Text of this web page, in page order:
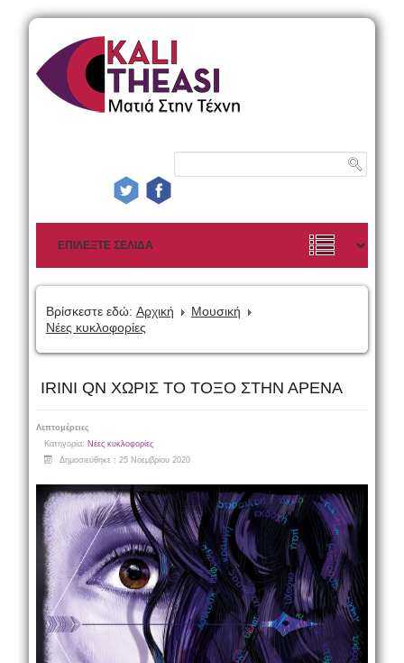
Βρίσκεστε εδώ: Αρχική
Μουσική
Νέες κυκλοφορίες
IRINI QN ΧΩΡΙΣ ΤΟ ΤΟΞΟ ΣΤΗΝ ΑΡΕΝΑ
Λεπτομέρειες
Κατηγορία: Νέες κυκλοφορίες
Δημοσιεύθηκε : 25 Νοεμβρίου 2020